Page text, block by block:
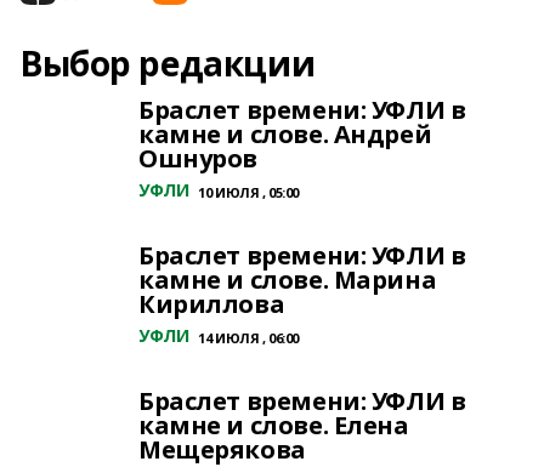
Выбор редакции
Браслет времени: УФЛИ в
камне и слове. Андрей
Ошнуров
УФЛИ 10 ИЮЛЯ , 05:00
Браслет времени: УФЛИ в
камне и слове. Марина
Кириллова
УФЛИ 14 ИЮЛЯ , 06:00
Браслет времени: УФЛИ в
камне и слове. Елена
Мещерякова